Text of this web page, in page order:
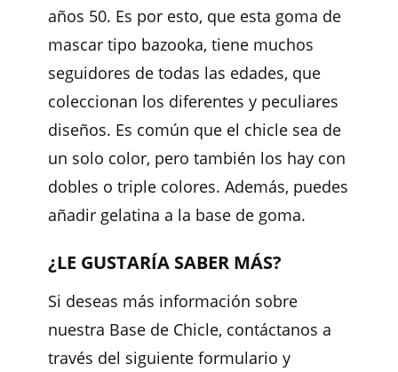
años 50. Es por esto, que esta goma de
mascar tipo bazooka, tiene muchos
seguidores de todas las edades, que
coleccionan los diferentes y peculiares
diseños. Es común que el chicle sea de
un solo color, pero también los hay con
dobles o triple colores. Además, puedes
añadir gelatina a la base de goma.
¿LE GUSTARÍA SABER MÁS?
Si deseas más información sobre
nuestra Base de Chicle, contáctanos a
través del siguiente formulario y